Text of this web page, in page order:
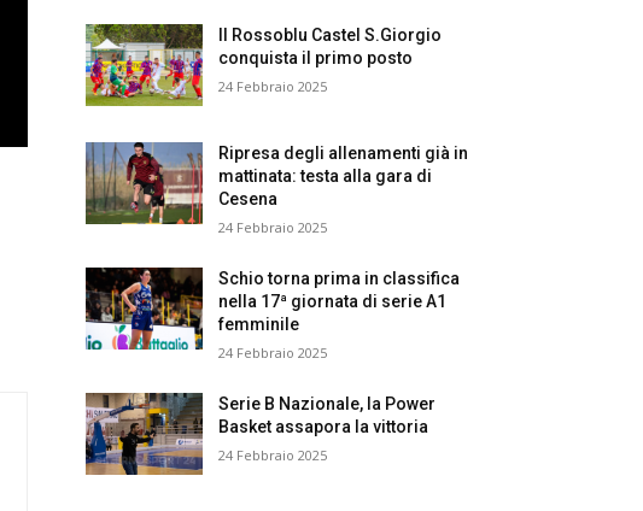
Il Rossoblu Castel S.Giorgio
conquista il primo posto
24 Febbraio 2025
Ripresa degli allenamenti già in
mattinata: testa alla gara di
Cesena
24 Febbraio 2025
Schio torna prima in classifica
nella 17ª giornata di serie A1
femminile
24 Febbraio 2025
Serie B Nazionale, la Power
Basket assapora la vittoria
24 Febbraio 2025